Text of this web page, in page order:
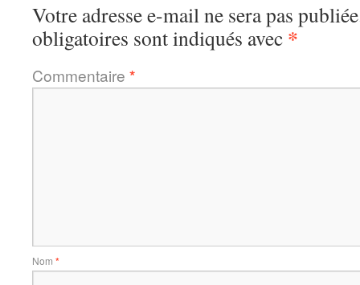
Votre adresse e-mail ne sera pas
obligatoires sont indiqués avec *
Commentaire *
Nom *